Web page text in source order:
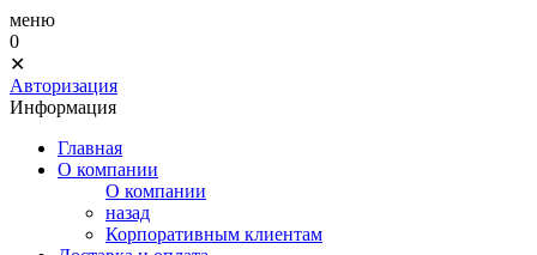
меню
0
✕
Авторизация
Информация
Главная
О компании
О компании
назад
Корпоративным клиентам